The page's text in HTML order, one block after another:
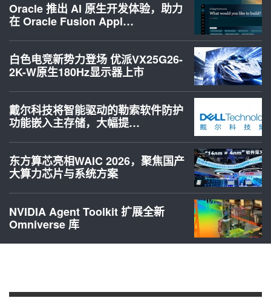
Oracle 推出 AI 原生开发体验，助力
在 Oracle Fusion Appl…
白色电竞新势力登场 优派VX25G26-
2K-W原生180Hz显示器上市
戴尔科技将智能驱动的勒索软件防护
功能嵌入主存储，大幅提…
东方算芯亮相WAIC 2026，聚焦国产
大算力芯片与系统方案
NVIDIA Agent Toolkit 扩展全新
Omniverse 库